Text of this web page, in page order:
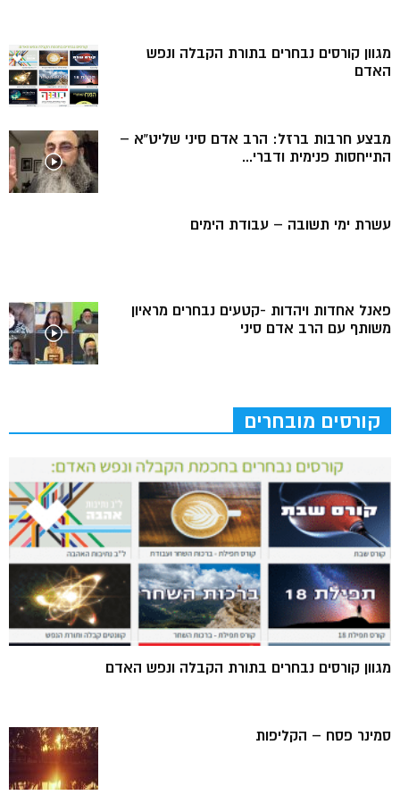
מגוון קורסים נבחרים בתורת הקבלה ונפש
האדם
מבצע חרבות ברזל: הרב אדם סיני שליט”א –
התייחסות פנימית ודברי...
עשרת ימי תשובה – עבודת הימים
פאנל אחדות ויהדות -קטעים נבחרים מראיון
משותף עם הרב אדם סיני
קורסים מובחרים
מגוון קורסים נבחרים בתורת הקבלה ונפש האדם
סמינר פסח – הקליפות